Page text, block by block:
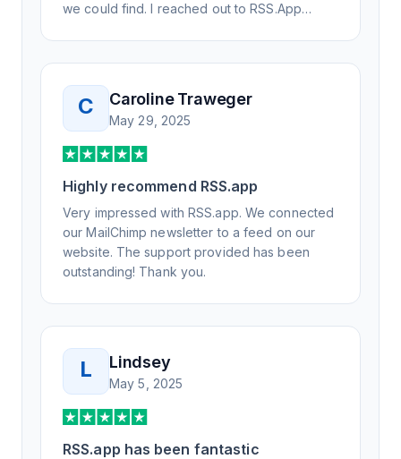
we could find. I reached out to RSS.App
day, but I spoke to someone who was
knowledgeable, kind, and clearly wanted to
understand the issue. It has been a few
weeks, but after many revisions and direct
support, all of my release notes are in a way
that my users understand and find value in.
Honestly, it has been an exceptional
experience, and I will be pushing everyone I
know to RSS.app for their RSS needs.
C Caroline Traweger
May 29, 2025
Highly recommend RSS.app
Very impressed with RSS.app. We connected
our MailChimp newsletter to a feed on our
website. The support provided has been
outstanding! Thank you.
L Lindsey
May 5, 2025
RSS.app has been fantastic